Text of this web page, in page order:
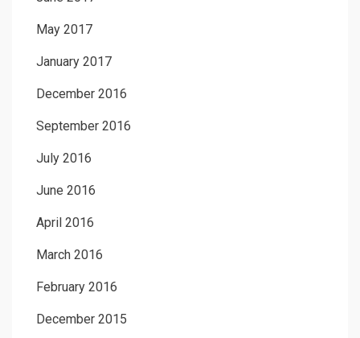
May 2017
January 2017
December 2016
September 2016
July 2016
June 2016
April 2016
March 2016
February 2016
December 2015